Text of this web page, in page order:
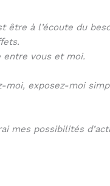
être à l’écoute du
entre vous et moi.
moi, exposez-moi
mes possibilités